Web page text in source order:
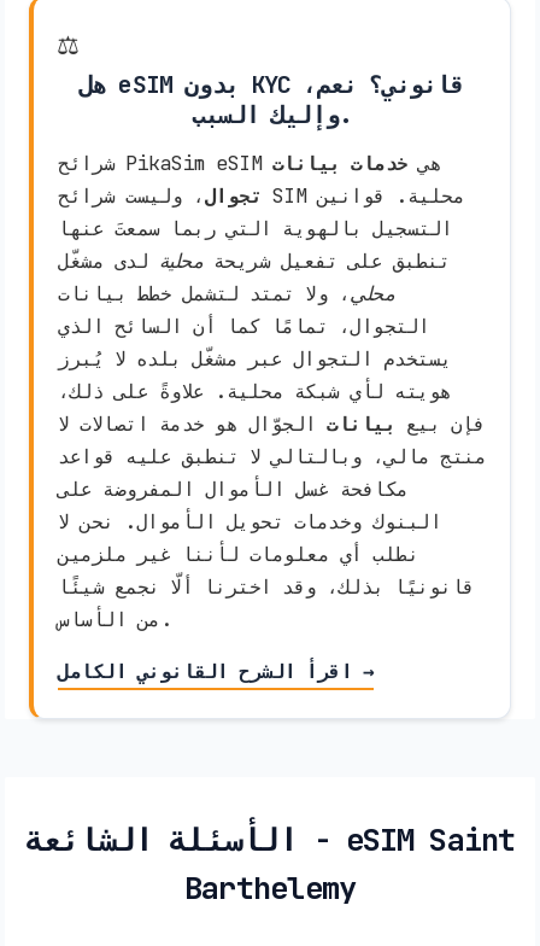
⚖️
هل eSIM بدون KYC قانوني؟ نعم،
وإليك السبب.
شرائح PikaSim eSIM هي خدمات بيانات
تجوال، وليست شرائح SIM محلية. قوانين
التسجيل بالهوية التي ربما سمعتَ عنها
تنطبق على تفعيل شريحة محلية لدى مشغّل
محلي، ولا تمتد لتشمل خطط بيانات
التجوال، تمامًا كما أن السائح الذي
يستخدم التجوال عبر مشغّل بلده لا يُبرز
هويته لأي شبكة محلية. علاوةً على ذلك،
فإن بيع بيانات الجوّال هو خدمة اتصالات لا
منتج مالي، وبالتالي لا تنطبق عليه قواعد
مكافحة غسل الأموال المفروضة على
البنوك وخدمات تحويل الأموال. نحن لا
نطلب أي معلومات لأننا غير ملزمين
قانونيًا بذلك، وقد اخترنا ألّا نجمع شيئًا
من الأساس.
اقرأ الشرح القانوني الكامل →
الأسئلة الشائعة - eSIM Saint
Barthelemy